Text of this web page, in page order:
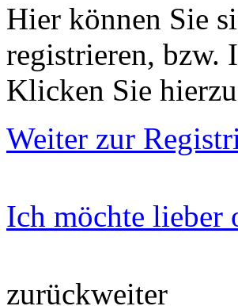
Hier können Sie
registrieren, bzw.
Klicken Sie
Weiter zur
Ich möchte lieber
zurückweiter